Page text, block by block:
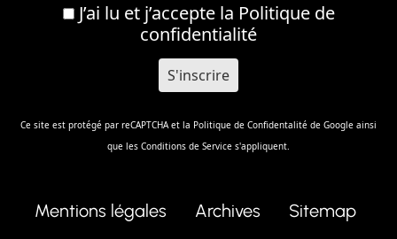
J’ai lu et j’accepte la Politique de
confidentialité
Ce site est protégé par reCAPTCHA et la Politique de Confidentalité de Google ainsi
que les Conditions de Service s'appliquent.
Mentions légales Archives
Sitemap